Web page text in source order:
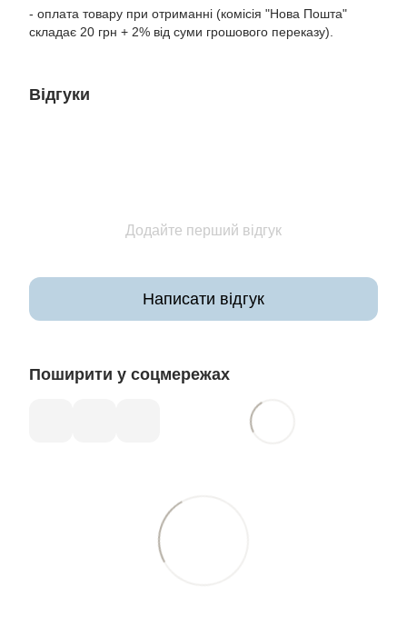
- оплата товару при отриманні (комісія "Нова Пошта"
складає 20 грн + 2% від суми грошового переказу).
Відгуки
Додайте перший відгук
Написати відгук
Поширити у соцмережах